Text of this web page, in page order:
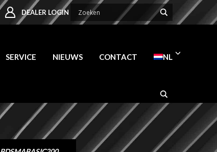
DEALER LOGIN
SERVICE NIEUWS CONTACT NL